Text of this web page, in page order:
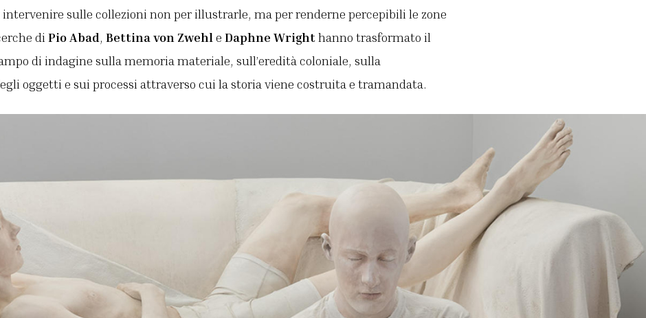
sulle collezioni non per illustrarle, ma per renderne percepibili le zone
di Pio Abad, Bettina von Zwehl e Daphne Wrighthanno trasformato il
di indagine sulla memoria materiale, sull’eredità coloniale, sulla
oggetti e sui processi attraverso cui la storia viene costruita e tramandata.